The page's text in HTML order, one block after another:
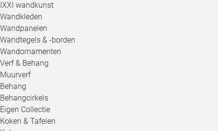
IXXI wandkunst
Wandkleden
Wandpanelen
Wandtegels & -borden
Wandornamenten
Verf & Behang
Muurverf
Behang
Behangcirkels
Eigen Collectie
Koken & Tafelen